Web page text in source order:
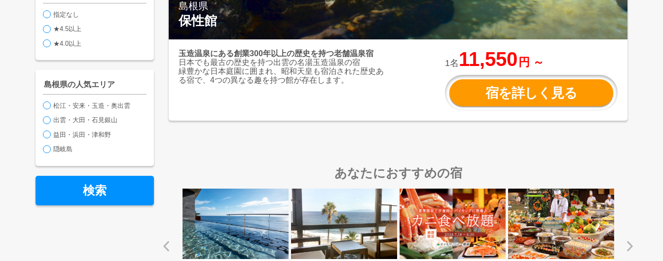
指定なし
★4.5以上
★4.0以上
島根県の人気エリア
松江・安来・玉造・奥出雲
出雲・大田・石見銀山
益田・浜田・津和野
隠岐島
検索
島根県
保性館
玉造温泉にある創業300年以上の歴史を持つ老舗温泉宿
日本でも最古の歴史を持つ出雲の名湯玉造温泉の宿
緑豊かな日本庭園に囲まれ、昭和天皇も宿泊された歴史あ
る宿で、4つの異なる趣を持つ館が存在します。
1名 11,550 円 ～
宿を詳しく見る
あなたにおすすめの宿